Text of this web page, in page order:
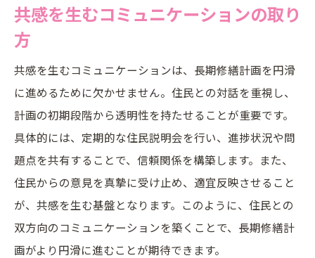
共感を生むコミュニケーションの取り
方
共感を生むコミュニケーションは、長期修繕計画を円滑
に進めるために欠かせません。住民との対話を重視し、
計画の初期段階から透明性を持たせることが重要です。
具体的には、定期的な住民説明会を行い、進捗状況や問
題点を共有することで、信頼関係を構築します。また、
住民からの意見を真摯に受け止め、適宜反映させること
が、共感を生む基盤となります。このように、住民との
双方向のコミュニケーションを築くことで、長期修繕計
画がより円滑に進むことが期待できます。